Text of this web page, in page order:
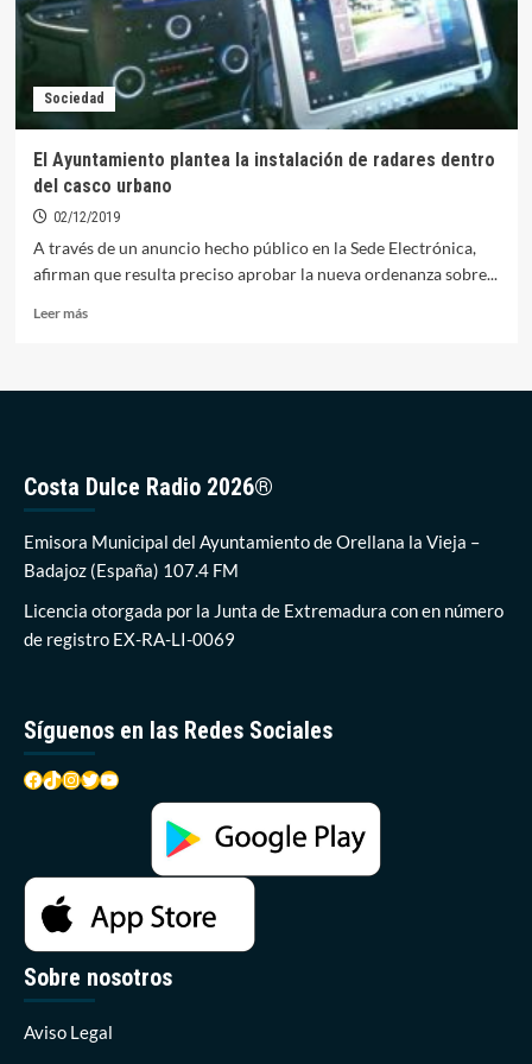
Sociedad
El Ayuntamiento plantea la instalación de radares dentro
del casco urbano
02/12/2019
A través de un anuncio hecho público en la Sede Electrónica,
afirman que resulta preciso aprobar la nueva ordenanza sobre...
Leer másLeer
de
radares
dentro
casco
urbano
Costa Dulce Radio 2026®
Emisora Municipal del Ayuntamiento de Orellana la Vieja –
Badajoz (España) 107.4 FM
Licencia otorgada por la Junta de Extremadura con en número
de registro EX-RA-LI-0069
Síguenos en las Redes Sociales
Facebook
TikTok
Instagram
Twitter
YouTube
Sobre nosotros
Aviso Legal